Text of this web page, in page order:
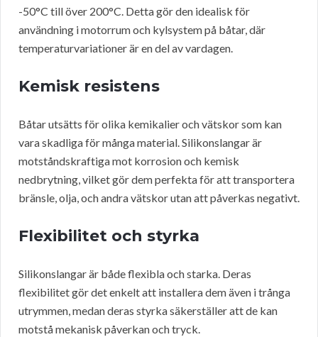
-50°C till över 200°C. Detta gör den idealisk för
användning i motorrum och kylsystem på båtar, där
temperaturvariationer är en del av vardagen.
Kemisk resistens
Båtar utsätts för olika kemikalier och vätskor som kan
vara skadliga för många material. Silikonslangar är
motståndskraftiga mot korrosion och kemisk
nedbrytning, vilket gör dem perfekta för att transportera
bränsle, olja, och andra vätskor utan att påverkas negativt.
Flexibilitet och styrka
Silikonslangar är både flexibla och starka. Deras
flexibilitet gör det enkelt att installera dem även i trånga
utrymmen, medan deras styrka säkerställer att de kan
motstå mekanisk påverkan och tryck.